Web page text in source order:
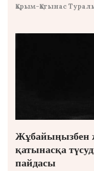
Қарым-Қатынас
қатынасқа
пайдасы